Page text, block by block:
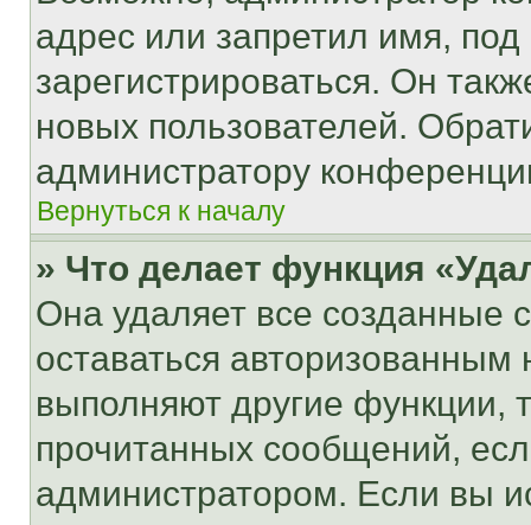
адрес или запретил имя,
зарегистрироваться. Он
новых пользователей.
администратору
Вернуться к началу
» Что делает функция
Она удаляет все созданные
оставаться
выполняют другие функции,
прочитанных сообщений,
администратором. Если вы